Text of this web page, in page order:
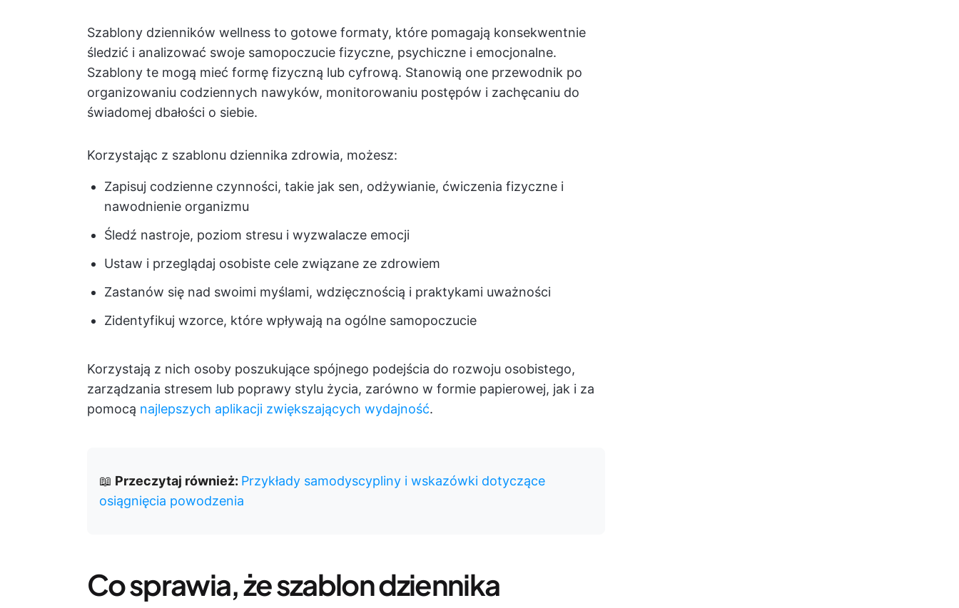
Szablony dzienników wellness to gotowe formaty, które pomagają konsekwentnie
śledzić i analizować swoje samopoczucie fizyczne, psychiczne i emocjonalne.
Szablony te mogą mieć formę fizyczną lub cyfrową. Stanowią one przewodnik po
organizowaniu codziennych nawyków, monitorowaniu postępów i zachęcaniu do
świadomej dbałości o siebie.
Korzystając z szablonu dziennika zdrowia, możesz:
Zapisuj codzienne czynności, takie jak sen, odżywianie, ćwiczenia fizyczne i
nawodnienie organizmu
Śledź nastroje, poziom stresu i wyzwalacze emocji
Ustaw i przeglądaj osobiste cele związane ze zdrowiem
Zastanów się nad swoimi myślami, wdzięcznością i praktykami uważności
Zidentyfikuj wzorce, które wpływają na ogólne samopoczucie
Korzystają z nich osoby poszukujące spójnego podejścia do rozwoju osobistego,
zarządzania stresem lub poprawy stylu życia, zarówno w formie papierowej, jak i za
pomocą najlepszych aplikacji zwiększających wydajność.
📖 Przeczytaj również: Przykłady samodyscypliny i wskazówki dotyczące
osiągnięcia powodzenia
Co sprawia, że szablon dziennika